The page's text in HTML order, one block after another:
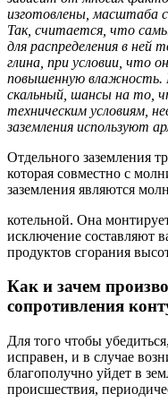
изготовлены, масштаба
Так, считается, что
для распределения в ней
глина, при условии, что
повышенную влажность.
скальный, шансы на то,
техническим условиям,
заземления используют
Отдельного заземления
которая совместно с
заземления являются
котельной. Она
исключение составляют
продуктов сгорания
Как и зачем
сопротивления
Для того чтобы
исправен, и в случае
благополучно уйдет в
происшествия,